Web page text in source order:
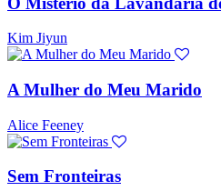
Kim Jiyun
A Mulher do Meu Marido
Alice Feeney
Sem Fronteiras